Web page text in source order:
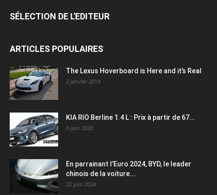
SÉLECTION DE L'EDITEUR
ARTICLES POPULAIRES
The Lexus Hoverboard is Here and it’s Real
2 janvier 2019
KIA RIO Berline 1.4 L : Prix à partir de 67...
3 juin 2020
En parrainant l’Euro 2024, BYD, le leader
chinois de la voiture...
22 juin 2024